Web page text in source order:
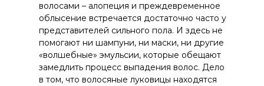
волосами – алопеция и преждевременное
облысение встречается достаточно часто у
представителей сильного пола. И здесь не
помогают ни шампуни, ни маски, ни другие
«волшебные» эмульсии, которые обещают
замедлить процесс выпадения волос. Дело
в том, что волосяные луковицы находятся